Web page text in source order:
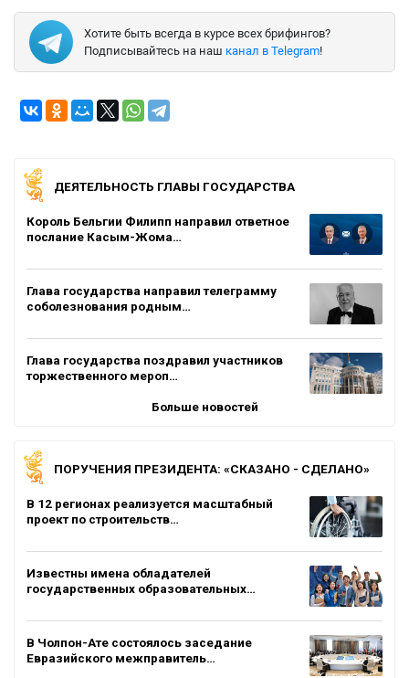
Хотите быть всегда в курсе всех брифингов?
Подписывайтесь на наш канал в Telegram!
ДЕЯТЕЛЬНОСТЬ ГЛАВЫ ГОСУДАРСТВА
Король Бельгии Филипп направил ответное
послание Касым-Жома…
Глава государства направил телеграмму
соболезнования родным…
Глава государства поздравил участников
торжественного мероп…
Больше новостей
ПОРУЧЕНИЯ ПРЕЗИДЕНТА: «СКАЗАНО - СДЕЛАНО»
В 12 регионах реализуется масштабный
проект по строительств…
Известны имена обладателей
государственных образовательных…
В Чолпон-Ате состоялось заседание
Евразийского межправитель…